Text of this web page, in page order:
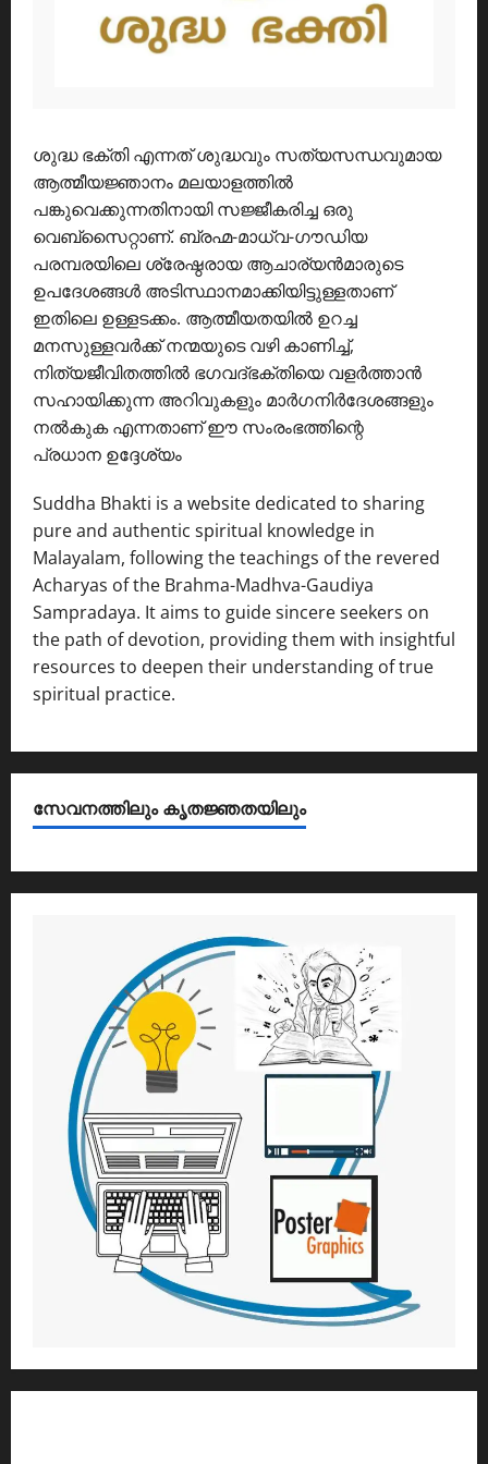
ശുദ്ധ ഭക്തി എന്നത് ശുദ്ധവും സത്യസന്ധവുമായ
ആത്മീയജ്ഞാനം മലയാളത്തിൽ
പങ്കുവെക്കുന്നതിനായി സജ്ജീകരിച്ച ഒരു
വെബ്സൈറ്റാണ്. ബ്രഹ്മ-മാധ്വ-ഗൗഡിയ
പരമ്പരയിലെ ശ്രേഷ്ഠരായ ആചാര്യൻമാരുടെ
ഉപദേശങ്ങൾ അടിസ്ഥാനമാക്കിയിട്ടുള്ളതാണ്
ഇതിലെ ഉള്ളടക്കം. ആത്മീയതയിൽ ഉറച്ച
മനസുള്ളവർക്ക് നന്മയുടെ വഴി കാണിച്ച്,
നിത്യജീവിതത്തിൽ ഭഗവദ്ഭക്തിയെ വളർത്താൻ
സഹായിക്കുന്ന അറിവുകളും മാർഗനിർദേശങ്ങളും
നൽകുക എന്നതാണ് ഈ സംരംഭത്തിന്റെ
പ്രധാന ഉദ്ദേശ്യം
Suddha Bhakti is a website dedicated to sharing
pure and authentic spiritual knowledge in
Malayalam, following the teachings of the revered
Acharyas of the Brahma-Madhva-Gaudiya
Sampradaya. It aims to guide sincere seekers on
the path of devotion, providing them with insightful
resources to deepen their understanding of true
spiritual practice.
സേവനത്തിലും കൃതജ്ഞതയിലും